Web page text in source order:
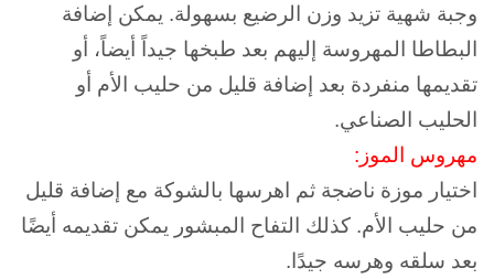
وجبة شهية تزيد وزن الرضيع بسهولة. يمكن إضافة
البطاطا المهروسة إليهم بعد طبخها جيداً أيضاً، أو
تقديمها منفردة بعد إضافة قليل من حليب الأم أو
الحليب الصناعي.
مهروس الموز:
اختيار موزة ناضجة ثم ا هرسها بالشوكة مع إضافة قليل
من حليب الأم. كذلك التفاح المبشور يمكن تقديمه أيضًا
بعد سلقه وهرسه جيدًا.